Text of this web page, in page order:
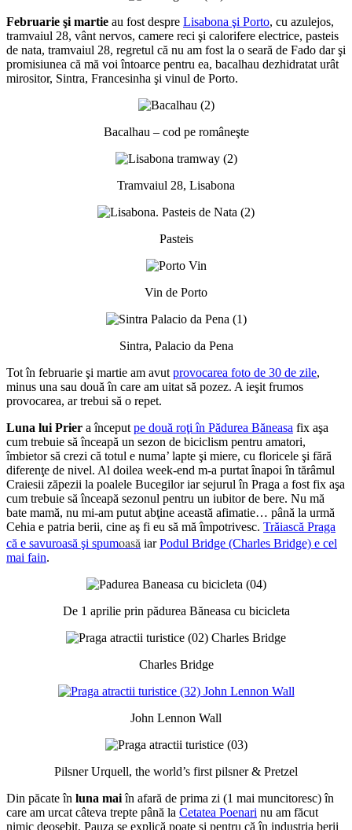
Februarie şi martie au fost despre Lisabona şi Porto, cu azulejos,
tramvaiul 28, vânt nervos, camere reci şi calorifere electrice, pasteis
de nata, tramvaiul 28, regretul că nu am fost la o seară de Fado dar şi
promisiunea că mă voi întoarce pentru ea, bacalhau dezhidratat urât
mirositor, Sintra, Francesinha şi vinul de Porto.
Bacalhau – cod pe româneşte
Tramvaiul 28, Lisabona
Pasteis
Vin de Porto
Sintra, Palacio da Pena
Tot în februarie şi martie am avut provocarea foto de 30 de zile,
minus una sau două în care am uitat să pozez. A ieşit frumos
provocarea, ar trebui să o repet.
Luna lui Prier a început pe două roţi în Pădurea Băneasa fix aşa
cum trebuie să înceapă un sezon de biciclism pentru amatori,
îmbietor să crezi că totul e numa’ lapte şi miere, cu floricele şi fără
diferenţe de nivel. Al doilea week-end m-a purtat înapoi în tărâmul
Craiesii zăpezii la poalele Bucegilor iar sejurul în Praga a fost fix aşa
cum trebuie să înceapă sezonul pentru un iubitor de bere. Nu mă
bate mamă, nu mi-am putut abţine această afimatie… până la urmă
Cehia e patria berii, cine aş fi eu să mă împotrivesc. Trăiască Praga
că e savuroasă şi spumoasă iarPodul Bridge (Charles Bridge) e cel
mai fain.
De 1 aprilie prin pădurea Băneasa cu bicicleta
Charles Bridge
John Lennon Wall
Pilsner Urquell, the world’s first pilsner & Pretzel
Din păcate în luna maiîn afară de prima zi (1 mai muncitoresc) în
care am urcat câteva trepte până la Cetatea Poenari nu am făcut
nimic deosebit. Pauza se explică poate şi pentru că în industria berii